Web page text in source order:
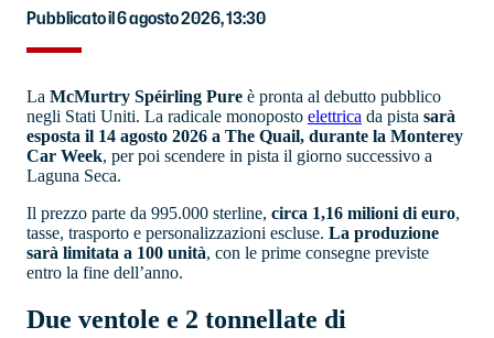
Pubblicato il 6 agosto 2026, 13:30
La McMurtry Spéirling Pure è pronta al debutto pubblico
negli Stati Uniti. La radicale monoposto elettrica da pista sarà
esposta il 14 agosto 2026 a The Quail, durante la Monterey
Car Week, per poi scendere in pista il giorno successivo a
Laguna Seca.
Il prezzo parte da 995.000 sterline, circa 1,16 milioni di euro,
tasse, trasporto e personalizzazioni escluse. La produzione
sarà limitata a 100 unità, con le prime consegne previste
entro la fine dell’anno.
Due ventole e 2 tonnellate di